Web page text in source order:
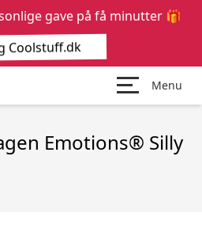
Menu
Emotions® Silly
gave på få minutter 🎁
Coolstuff.dk